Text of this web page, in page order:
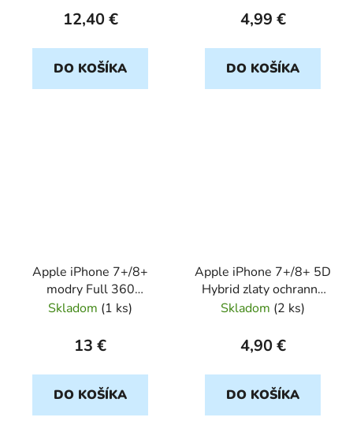
12,40 €
DO KOŠÍKA
4,99 €
DO KOŠÍKA
Apple iPhone 7+/8+
modry Full 360
Kryt+TG
Skladom (1 ks)
13 €
DO KOŠÍKA
Apple iPhone 7+/8+ 5D
Hybrid zlaty ochranné
sklo
Skladom (2 ks)
4,90 €
DO KOŠÍKA